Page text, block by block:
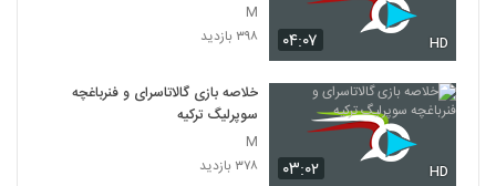
۰۴:۰۷ HD
M
۳۹۸ بازدید
۰۳:۰۲ HD
خلاصه بازی گالاتاسرای و فنرباغچه
سوپرلیگ ترکیه
M
۳۷۸ بازدید